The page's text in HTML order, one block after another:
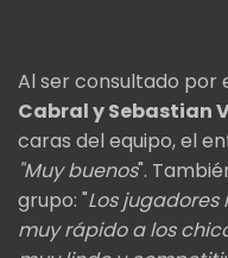
Al ser consultado por
Cabral y Sebastian
caras del equipo, el
"Muy buenos".
grupo: "Los
muy rápido a los